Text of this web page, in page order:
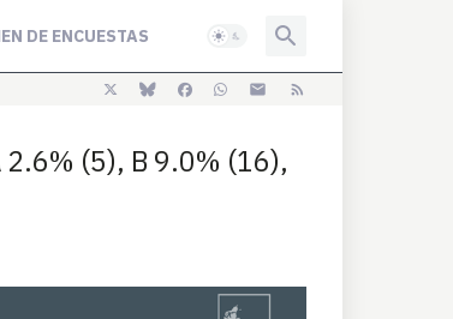
DE ENCUESTAS
(5), B 9.0% (16),